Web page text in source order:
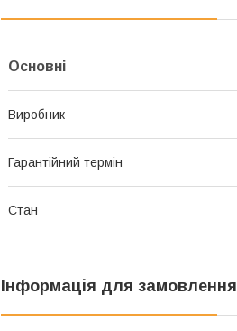
Основні
Виробник
Гарантійний термін
Стан
Інформація для замовлення